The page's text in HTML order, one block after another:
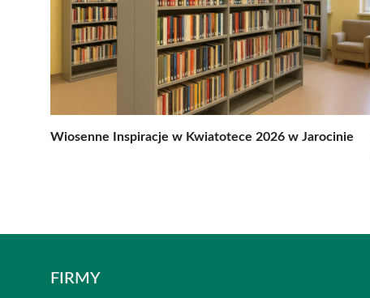
Wiosenne Inspiracje w Kwiatotece 2026 w Jarocinie
FIRMY